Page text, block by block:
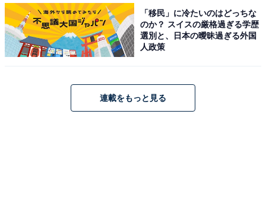
「移民」に冷たいのはどっちな
のか？ スイスの厳格過ぎる学歴
選別と、日本の曖昧過ぎる外国
人政策
連載をもっと見る